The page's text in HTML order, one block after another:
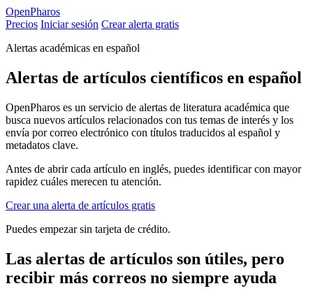
OpenPharos
Precios Iniciar sesión Crear alerta gratis
Alertas académicas en español
Alertas de artículos científicos en español
OpenPharos es un servicio de alertas de literatura académica que
busca nuevos artículos relacionados con tus temas de interés y los
envía por correo electrónico con títulos traducidos al español y
metadatos clave.
Antes de abrir cada artículo en inglés, puedes identificar con mayor
rapidez cuáles merecen tu atención.
Crear una alerta de artículos gratis
Puedes empezar sin tarjeta de crédito.
Las alertas de artículos son útiles, pero
recibir más correos no siempre ayuda